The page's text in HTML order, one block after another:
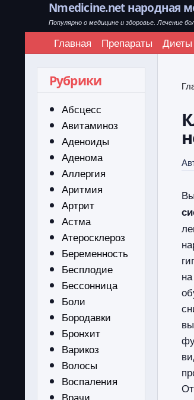
Nmedicine.net народная
Популярно о медицине и здоровье. Лечение
Главная Препараты Диеты
Рубрики
Абсцесс
Авитаминоз
Аденоиды
Аденома
Аллергия
Аритмия
Артрит
Астма
Атеросклероз
Беременность
Бесплодие
Бессонница
Боли
Бородавки
Бронхит
Варикоз
Волосы
Воспаления
Врачи